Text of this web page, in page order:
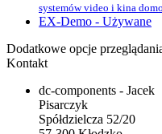
systemów video i kina
EX-Demo - Używane
Dodatkowe opcje
Kontakt
dc-components - Jacek
Pisarczyk
Spółdzielcza 52/20